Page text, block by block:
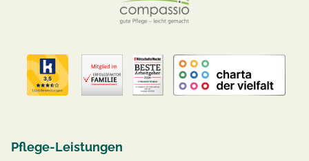
Pflege-Leistungen